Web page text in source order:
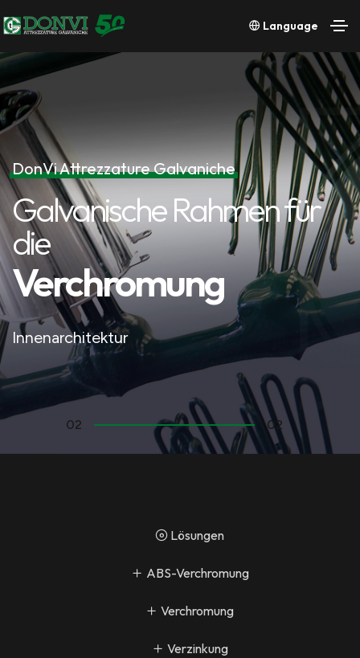
Language
Galvanische Rahmen
die
Verchromung
Innenarchitektur
DonVi Attrezzature Galvaniche
Galvanische Rahmen für
die
Verchromung
Innenarchitektur
02 02
Lösungen
ABS-Verchromung
Verchromung
Verzinkung